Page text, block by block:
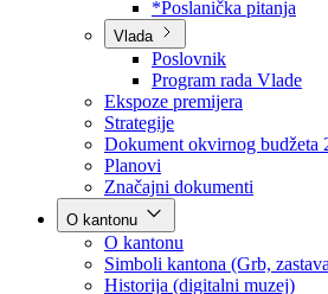
Zakoni
*Odluke
*Zaključci
*Poslanička pitanja
Vlada
Poslovnik
Program rada Vlade
Ekspoze premijera
Strategije
Dokument okvirnog budžeta
Planovi
Značajni dokumenti
O kantonu